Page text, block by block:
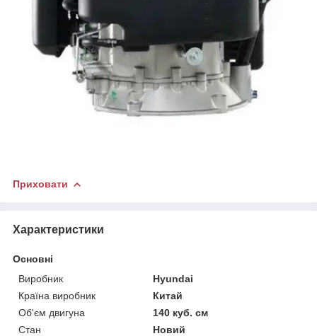
Приховати
Характеристики
Основні
Виробник
Hyundai
Країна виробник
Китай
Об'єм двигуна
140 куб. см
Стан
Новий